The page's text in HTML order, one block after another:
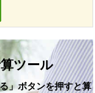
ツール
」ボタンを押すと算